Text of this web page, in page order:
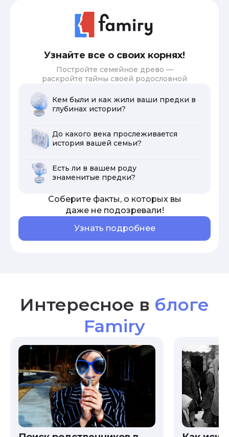
Узнайте все о своих корнях!
Постройте семейное древо —
раскройте тайны своей родословной
Кем были и как жили ваши предки в
глубинах истории?
До какого века прослеживается
история вашей семьи?
Есть ли в вашем роду
знаменитые предки?
Соберите факты, о которых вы
даже не подозревали!
Узнать подробнее
Интересное в блоге
Famiry